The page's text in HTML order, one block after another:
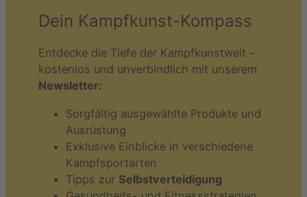
Dein Kampfkunst-Kompass
Entdecke die Tiefe der Kampfkunstwelt –
kostenlos und unverbindlich mit unserem
Newsletter:
Sorgfältig ausgewählte Produkte und
Ausrüstung
Exklusive Einblicke in verschiedene
Kampfsportarten
Tipps zur Selbstverteidigung